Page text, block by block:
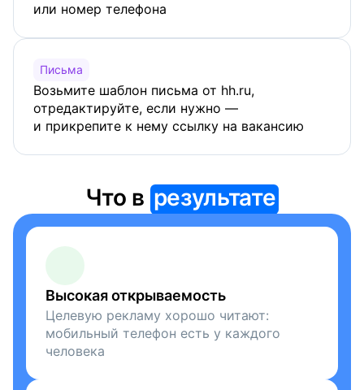
или номер телефона
Письма
Возьмите шаблон письма от hh.ru,
отредактируйте, если нужно —
и прикрепите к нему ссылку на вакансию
Что в результате
Высокая открываемость
Целевую рекламу хорошо читают:
мобильный телефон есть у каждого
человека